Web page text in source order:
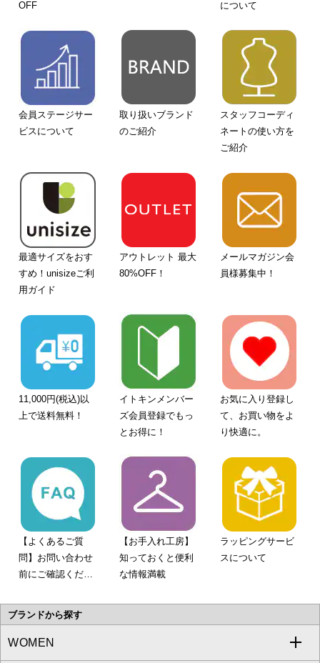
OFF
について
会員ステージサー
ビスについて
取り扱いブランド
のご紹介
スタッフコーディ
ネートの使い方を
ご紹介
最適サイズをおす
すめ！unisizeご利
用ガイド
アウトレット 最大
80%OFF！
メールマガジン会
員様募集中！
11,000円(税込)以
上で送料無料！
イトキンメンバー
ズ会員登録でもっ
とお得に！
お気に入り登録し
て、お買い物をよ
り快適に。
【よくあるご質
問】お問い合わせ
前にご確認くださ
【お手入れ工房】
知っておくと便利
な情報満載
ラッピングサービ
スについて
ブランドから探す
WOMEN